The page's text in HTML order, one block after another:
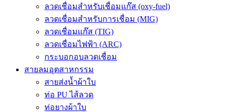
ลวดเชื่อมสำหรับเชื่อมแก๊ส (oxy-fuel)
ลวดเชื่อมสำหรับการเชื่อม (MIG)
ลวดเชื่อมแก๊ส (TIG)
ลวดเชื่อมไฟฟ้า (ARC)
กระบอกอบลวดเชื่อม
สายลมอุตสาหกรรม
สายส่งน้ำผ้าใบ
ท่อ PU ไส้ลวด
ท่อยางผ้าใบ